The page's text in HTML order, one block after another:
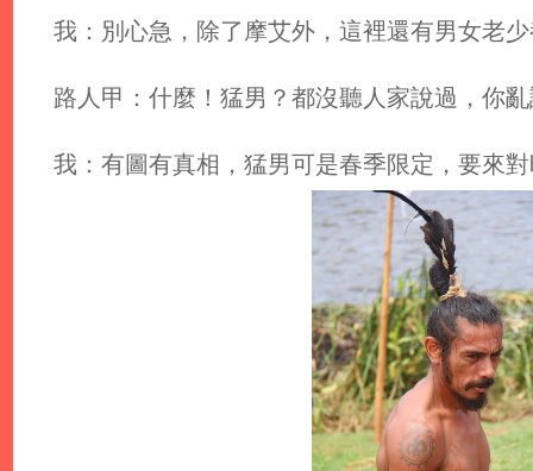
我：別心急，除了摩艾外，這裡還有男女老
路人甲：什麼！猛男？都沒聽人家說過，你
我：有圖有真相，猛男可是春季限定，要來